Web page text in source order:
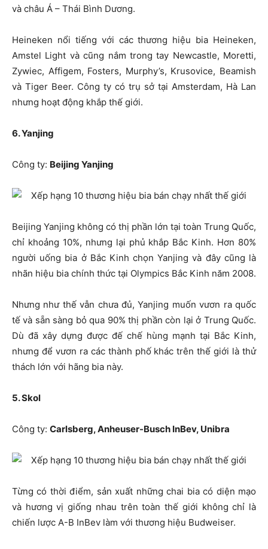
và châu Á – Thái Bình Dương.
Heineken nổi tiếng với các thương hiệu bia Heineken,
Amstel Light và cũng nắm trong tay Newcastle, Moretti,
Zywiec, Affigem, Fosters, Murphy’s, Krusovice, Beamish
và Tiger Beer. Công ty có trụ sở tại Amsterdam, Hà Lan
nhưng hoạt động khắp thế giới.
6. Yanjing
Công ty: Beijing Yanjing
Beijing Yanjing không có thị phần lớn tại toàn Trung Quốc,
chỉ khoảng 10%, nhưng lại phủ khắp Bắc Kinh. Hơn 80%
người uống bia ở Bắc Kinh chọn Yanjing và đây cũng là
nhãn hiệu bia chính thức tại Olympics Bắc Kinh năm 2008.
Nhưng như thế vẫn chưa đủ, Yanjing muốn vươn ra quốc
tế và sẵn sàng bỏ qua 90% thị phần còn lại ở Trung Quốc.
Dù đã xây dựng được đế chế hùng mạnh tại Bắc Kinh,
nhưng để vươn ra các thành phố khác trên thế giới là thử
thách lớn với hãng bia này.
5. Skol
Công ty: Carlsberg, Anheuser-Busch InBev, Unibra
Từng có thời điểm, sản xuất những chai bia có diện mạo
và hương vị giống nhau trên toàn thế giới không chỉ là
chiến lược A-B InBev làm với thương hiệu Budweiser.